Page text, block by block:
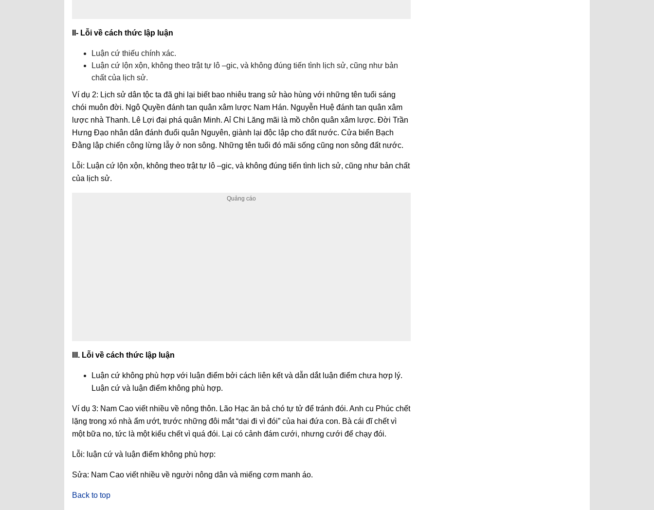
II- Lỗi về cách thức lập luận
Luận cứ thiếu chính xác.
Luận cứ lộn xộn, không theo trật tự lô –gic, và không đúng tiến tình lịch sử, cũng như bản
chất của lịch sử.
Ví dụ 2: Lịch sử dân tộc ta đã ghi lại biết bao nhiêu trang sử hào hùng với những tên tuổi sáng
chói muôn đời. Ngô Quyền đánh tan quân xâm lược Nam Hán. Nguyễn Huệ đánh tan quân xâm
lược nhà Thanh. Lê Lợi đại phá quân Minh. Aỉ Chi Lăng mãi là mồ chôn quân xâm lược. Đời Trần
Hưng Đạo nhân dân đánh đuổi quân Nguyên, giành lại độc lập cho đất nước. Cửa biển Bạch
Đằng lập chiến công lừng lẫy ở non sông. Những tên tuổi đó mãi sống cũng non sông đất nước.
Lỗi: Luận cứ lộn xộn, không theo trật tự lô –gic, và không đúng tiến tình lịch sử, cũng như bản chất
của lịch sử.
III. Lỗi về cách thức lập luận
Luận cứ không phù hợp với luận điểm bởi cách liên kết và dẫn dắt luận điểm chưa hợp lý.
Luận cứ và luận điểm không phù hợp.
Ví dụ 3: Nam Cao viết nhiều về nông thôn. Lão Hạc ăn bả chó tự tử để tránh đói. Anh cu Phúc chết
lặng trong xó nhà ẩm ướt, trước những đôi mắt “dại đi vì đói” của hai đứa con. Bà cái đĩ chết vì
một bữa no, tức là một kiểu chết vì quá đói. Lại có cảnh đám cưới, nhưng cưới để chạy đói.
Lỗi: luận cứ và luận điểm không phù hợp:
Sửa: Nam Cao viết nhiều về người nông dân và miếng cơm manh áo.
Back to top